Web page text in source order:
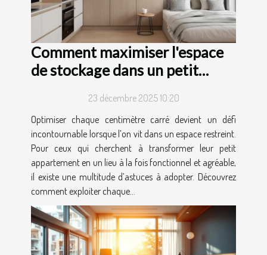
Comment maximiser l'espace
de stockage dans un petit
23 décembre 2025 10:20
Optimiser chaque centimètre carré devient un défi
incontournable lorsque l’on vit dans un espace restreint.
Pour ceux qui cherchent à transformer leur petit
appartement en un lieu à la fois fonctionnel et agréable,
il existe une multitude d’astuces à adopter. Découvrez
comment exploiter chaque...